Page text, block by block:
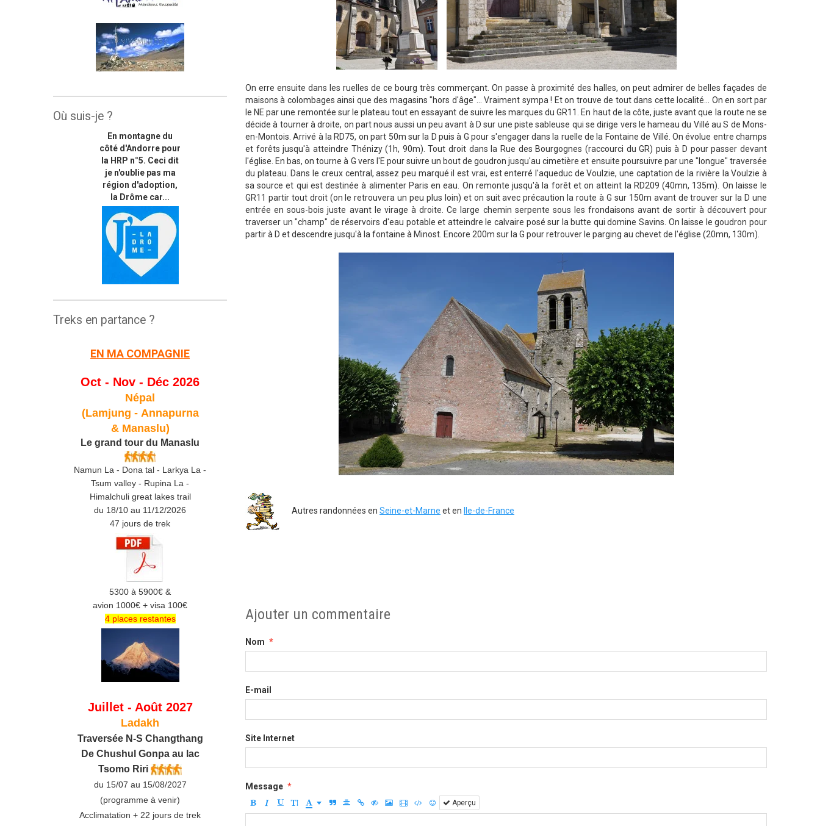
On erre ensuite dans les ruelles de ce bourg très commerçant. On passe à proximité des halles, on peut admirer de belles façades de
maisons à colombages ainsi que des magasins "hors d'âge"... Vraiment sympa ! Et on trouve de tout dans cette localité... On en sort par
le NE par une remontée sur le plateau tout en essayant de suivre les marques du GR11. En haut de la côte, juste avant que la route ne se
décide à tourner à droite, on part nous aussi un peu avant à D sur une piste sableuse qui se dirige vers le hameau du Villé au S de Mons-
en-Montois. Arrivé à la RD75, on part 50m sur la D puis à G pour s'engager dans la ruelle de la Fontaine de Villé. On évolue entre champs
et forêts jusqu'à atteindre Thénizy (1h, 90m). Tout droit dans la Rue des Bourgognes (raccourci du GR) puis à D pour passer devant
l'église. En bas, on tourne à G vers l'E pour suivre un bout de goudron jusqu'au cimetière et ensuite poursuivre par une "longue" traversée
du plateau. Dans le creux central, assez peu marqué il est vrai, est enterré l'aqueduc de Voulzie, une captation de la rivière la Voulzie à
sa source et qui est destinée à alimenter Paris en eau. On remonte jusqu'à la forêt et on atteint la RD209 (40mn, 135m). On laisse le
GR11 partir tout droit (on le retrouvera un peu plus loin) et on suit avec précaution la route à G sur 150m avant de trouver sur la D une
entrée en sous-bois juste avant le virage à droite. Ce large chemin serpente sous les frondaisons avant de sortir à découvert pour
traverser un "champ" de réservoirs d'eau potable et atteindre le calvaire posé sur la butte qui domine Savins. On laisse le goudron pour
partir à D et descendre jusqu'à la fontaine à Minost. Encore 200m sur la G pour retrouver le parging au chevet de l'église (20mn, 130m).
Autres randonnées en Seine-et-Marne et en Ile-de-France
Ajouter un commentaire
Nom
E-mail
Site Internet
Message
Aperçu
Où suis-je ?
En montagne du
côté d'Andorre pour
la HRP n°5. Ceci dit
je n'oublie pas ma
région d'adoption,
la Drôme car...
Treks en partance ?
EN MA COMPAGNIE
Oct - Nov - Déc 2026
Népal
(Lamjung - Annapurna
& Manaslu)
Le grand tour du Manaslu
Namun La - Dona tal - Larkya La -
Tsum valley - Rupina La -
Himalchuli great lakes trail
du 18/10 au 11/12/2026
47 jours de trek
5300 à 5900€ &
avion 1000€ + visa 100€
4 places restantes
Juillet - Août 2027
Ladakh
Traversée N-S Changthang
De C hushul Gonpa au lac
Tsomo Riri
du 15/07 au 15/08/2027
(programme à venir)
Acclimatation + 22 jours de trek